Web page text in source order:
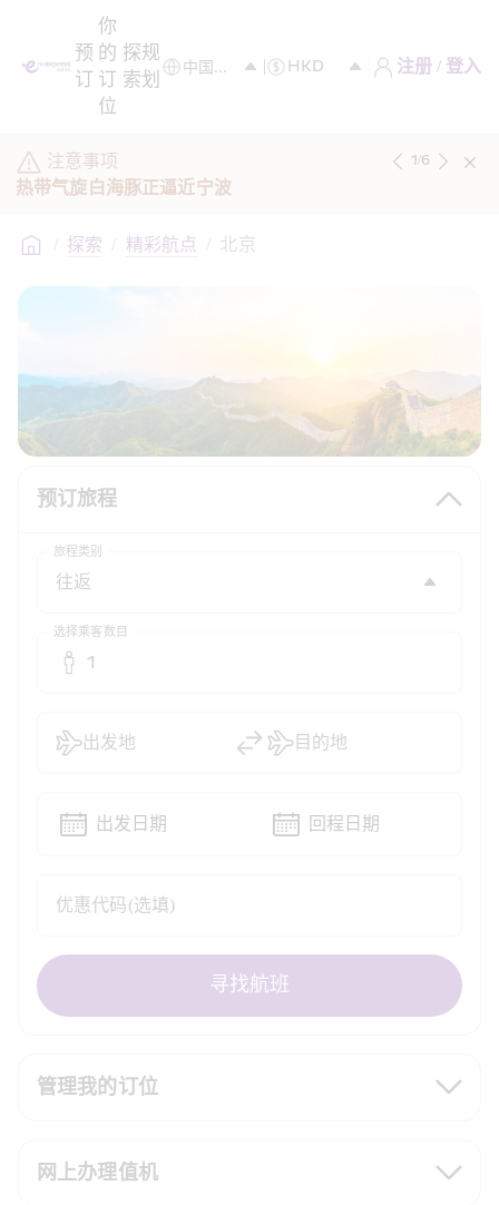
预
订
你
的
订
位
探
索
规
划
注册 / 登入
注意事项
热带气旋白海豚正逼近宁波
1/6
/ 探索 / 精彩航点 / 北京
预订旅程
管理我的订位
网上办理值机
旅程类别
选择乘客数目
1
优惠代码(选填)
出发地 目的地
出发日期 回程日期
寻找航班